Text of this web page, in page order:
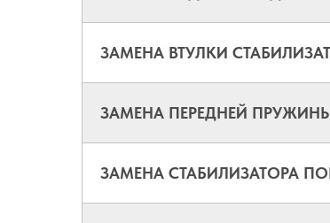
ЗАМЕНА ВТУЛКИ
ЗАМЕНА ПЕРЕДНЕЙ
ЗАМЕНА СТАБИЛИЗАТОРА